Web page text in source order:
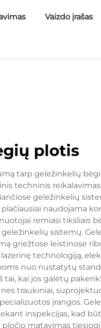
Vaizdo įrašas
plotis
tarp geležinkelių
techninis
geležinkelių
naudojama
remiasi tiksliais
sistemų.
griežtose leistinose
technologiją,
nuo nustatytų
kai jos galėtų
traukiniai,
įrangos.
inspekcijas, kad
matavimas